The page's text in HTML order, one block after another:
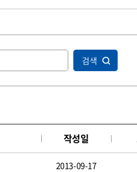
검색
작성일
2013-09-17